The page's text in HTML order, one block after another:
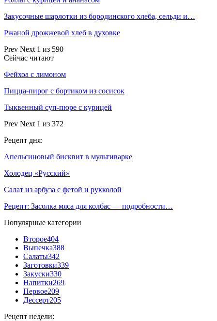
Закусочные шарлотки из бородинского хлеба, сельди и…
Ржаной дрожжевой хлеб в духовке
Prev Next 1 из 590
Сейчас читают
Фейхоа с лимоном
Пицца-пирог с бортиком из сосисок
Тыквенный суп-пюре с курицей
Prev Next 1 из 372
Рецепт дня:
Апельсиновый бисквит в мультиварке
Холодец «Русский»
Салат из арбуза с фетой и рукколой
Рецепт: Засолка мяса для колбас — подробности…
Популярные категории
Второе404
Выпечка388
Салаты342
Заготовки339
Закуски330
Напитки269
Первое209
Дессерт205
Рецепт недели: